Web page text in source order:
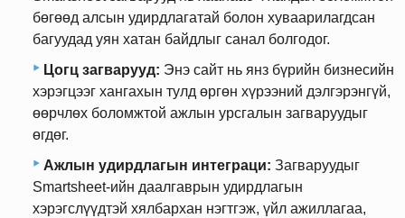
бөгөөд алсын удирдлагатай болон хуваарилагдсан
багуудад уян хатан байдлыг санал болгодог.
Цогц загварууд: Энэ сайт нь янз бүрийн бизнесийн
хэрэгцээг хангахын тулд өргөн хүрээний дэлгэрэнгүй,
өөрчлөх боломжтой ажлын урсгалын загваруудыг
өгдөг.
Ажлын удирдлагын интеграци: Загваруудыг
Smartsheet-ийн даалгаврын удирдлагын
хэрэгслүүдтэй хялбархан нэгтгэж, үйл ажиллагаа,